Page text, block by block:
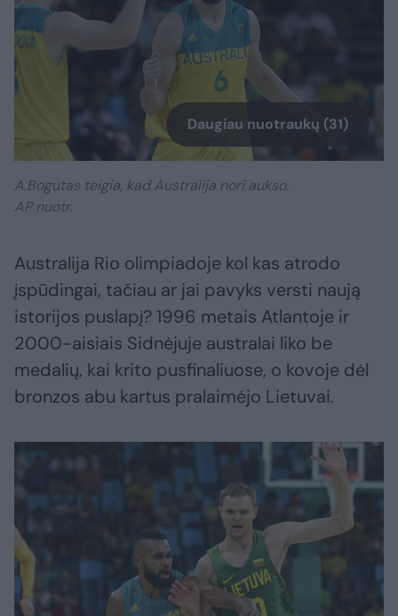
Daugiau nuotraukų (31)
A.Bogutas teigia, kad Australija nori aukso.
AP nuotr.
Australija Rio olimpiadoje kol kas atrodo
įspūdingai, tačiau ar jai pavyks versti naują
istorijos puslapį? 1996 metais Atlantoje ir
2000-aisiais Sidnėjuje australai liko be
medalių, kai krito pusfinaliuose, o kovoje dėl
bronzos abu kartus pralaimėjo Lietuvai.